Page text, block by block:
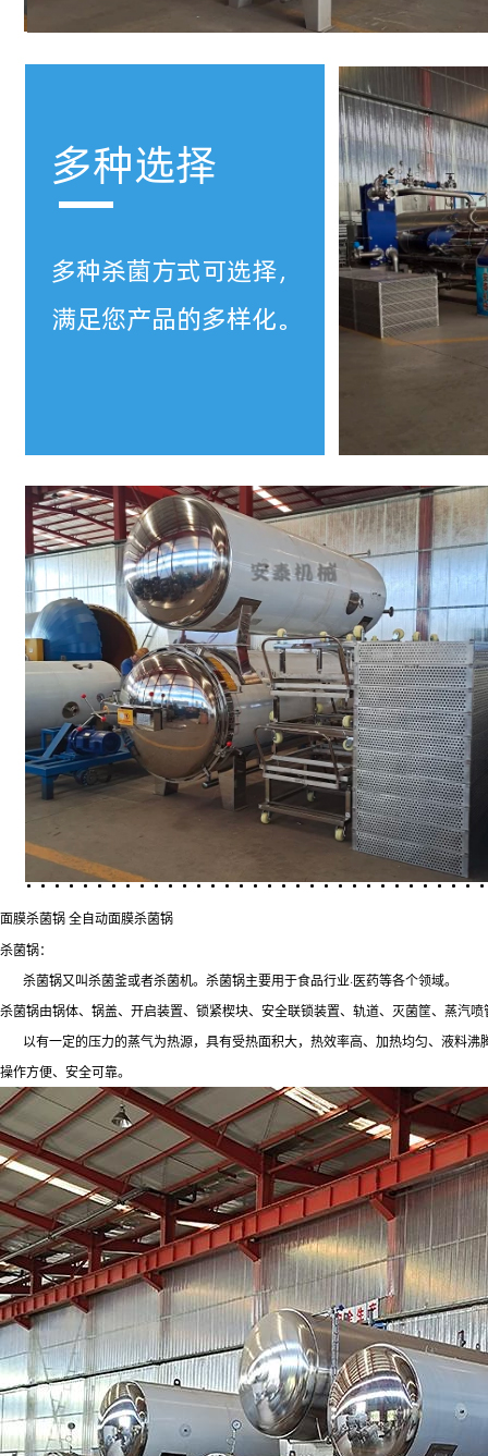
面膜杀菌锅 全自动面膜杀菌锅
杀菌锅：
杀菌锅又叫杀菌釜或者杀菌机。杀菌锅主要用于食品行业·医药等各个领域。
杀菌锅由锅体、锅盖、开启装置、锁紧楔块、安全联锁装置、轨道、灭菌筐、蒸汽
以有一定的压力的蒸气为热源，具有受热面积大，热效率高、加热均匀、液料沸
操作方便、安全可靠。